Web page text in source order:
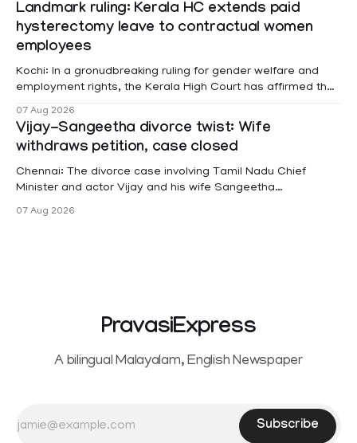
Landmark ruling: Kerala HC extends paid
hysterectomy leave to contractual women
employees
Kochi: In a gronudbreaking ruling for gender welfare and
employment rights, the Kerala High Court has affirmed that
projects are eligible for paid medical leave following
hysterectomy surgery under the Kerala Service Rules
(KSR). The court noted that since essential benefits like
maternity
07 Aug 2026
Vijay-Sangeetha divorce twist: Wife
withdraws petition, case closed
Chennai: The divorce case involving Tamil Nadu Chief
Minister and actor Vijay and his wife Sangeetha
Sowrnalingam has taken a new turn after Sangeetha
07 Aug 2026
PravasiExpress
A bilingual Malayalam, English Newspaper
Subscribe